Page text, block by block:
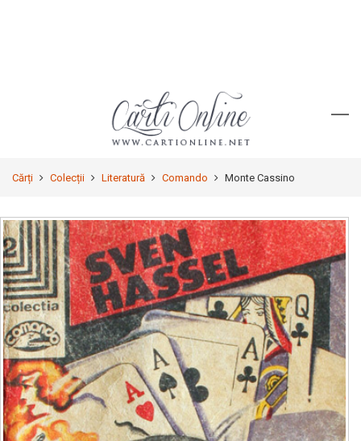
Cărți Colecții Literatură Comando Monte Cassino